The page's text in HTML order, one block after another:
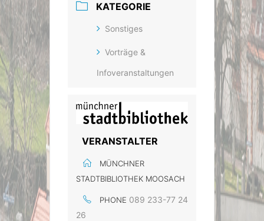
KATEGORIE
Sonstiges
Vorträge &
Infoveranstaltungen
VERANSTALTER
MÜNCHNER
STADTBIBLIOTHEK MOOSACH
PHONE 089 233-77 24
26